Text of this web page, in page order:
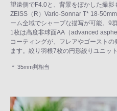
望遠側でF4.0と、背景をぼかした撮影
ZEISS（R）Vario-Sonnar T* 18-
ーム全域でシャープな描写が可能。9
1枚は高度非球面AA（advanced
コーティングが、フレアやゴースト
ます。絞り羽根7枚の円形絞りユニット
＊ 35mm判相当